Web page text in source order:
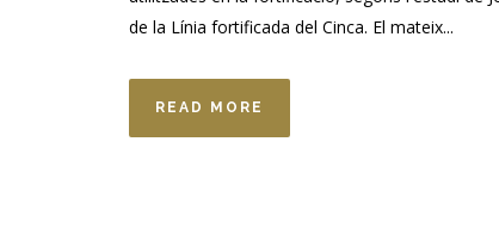
de la Línia fortificada del Cinca. El mateix...
READ MORE